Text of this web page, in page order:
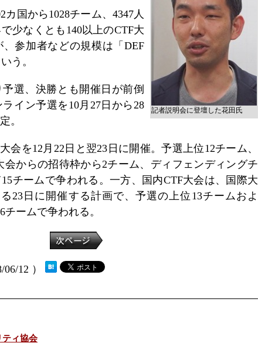
記者説明会に登壇した花田氏
国から1028チーム、4347人
少なくとも140以上のCTF大
参加者などの規模は「DEF
う。
選、決勝とも開催日が前倒
イン予選を10月27日から28
。
会を12月22日と翌23日に開催。予選上位12チーム、
会からの招待枠から2チーム、ディフェンディングチ
チームで争われる。一方、国内CTF大会は、国際大
23日に開催する計画で、予選の上位13チームおよ
ームで争われる。
06/12 ）
ティ協会